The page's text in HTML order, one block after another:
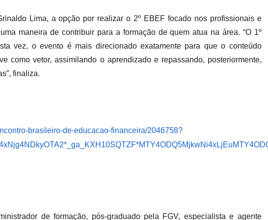
Lima, a opção por realizar o 2º EBEF focado nos profissionais e
maneira de contribuir para a formação de quem atua na área. “O 1º
vez, o evento é mais direcionado exatamente para que o conteúdo
como vetor, assimilando o aprendizado e repassando, posteriormente,
finaliza.
brasileiro-de-educacao-financeira/2046758?
de formação, pós-graduado pela FGV, especialista e agente